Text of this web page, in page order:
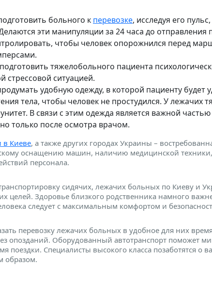
больного к перевозке, исследуя его
эти манипуляции за 24 часа до
чтобы человек опорожнился перед
тяжелобольного пациента
стрессовой ситуацией.
удобную одежду, в которой пациенту будет
тела, чтобы человек не простудился. У лежачих
В связи с этим одежда является важной
только после осмотра врачом.
в Киеве, а также других городах Украины –
оснащению машин, наличию медицинской
персонала.
сидячих, лежачих больных по Киеву и
целей. Здоровье близкого родственника намного
следует с максимальным комфортом и
перевозку лежачих больных в удобное для них
опозданий. Оборудованный автотранспорт поможет
поездки. Специалисты высокого класса позаботятся о
образом.